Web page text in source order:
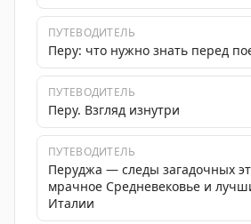
ПУТЕВОДИТЕЛЬ
Перу: что нужно знать перед
ПУТЕВОДИТЕЛЬ
Перу. Взгляд изнутри
ПУТЕВОДИТЕЛЬ
Перуджа — следы загадочных
мрачное Средневековье и
Италии